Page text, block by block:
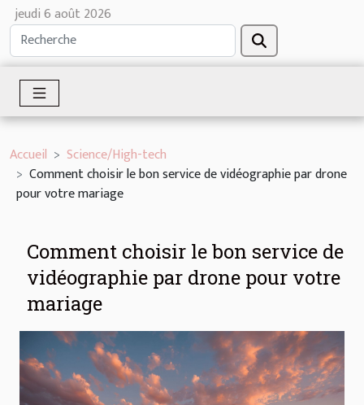
jeudi 6 août 2026
Accueil
Science/High-tech
Comment choisir le bon service de vidéographie par drone
pour votre mariage
Comment choisir le bon service de
vidéographie par drone pour votre
mariage